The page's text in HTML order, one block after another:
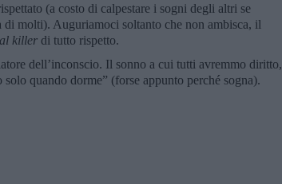
(a costo di calpestare i sogni degli altri se
molti). Auguriamoci soltanto che non ambisca, il
killer di tutto rispetto.
dell’inconscio. Il sonno a cui tutti avremmo diritto,
quando dorme” (forse appunto perché sogna).